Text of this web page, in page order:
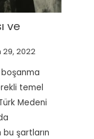
ve
29, 2022
boşanma
temel
Medeni
şartların